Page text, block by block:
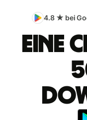
4.8 ★ bei
Eine